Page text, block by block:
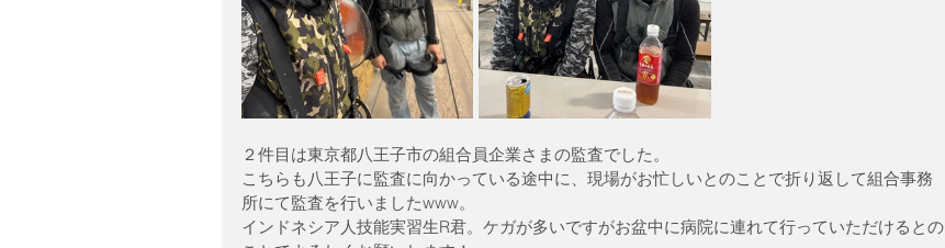
２件目は東京都八王子市の組合員企業さまの監査でした。
こちらも八王子に監査に向かっている途中に、現場がお忙しいとのことで折り返して組合事務
所にて監査を行いましたwww。
インドネシア人技能実習生R君。ケガが多いですがお盆中に病院に連れて行っていただけるとの